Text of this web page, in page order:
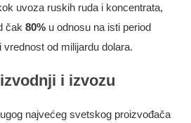
uvoza ruskih ruda i koncentrata,
čak 80% u odnosu na isti period
od milijardu dolara.
i izvozu
najvećeg svetskog proizvođača